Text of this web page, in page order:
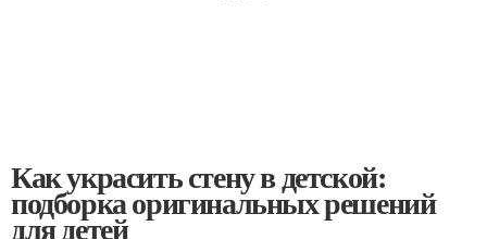
Как украсить стену в детской:
подборка оригинальных решений
для детей